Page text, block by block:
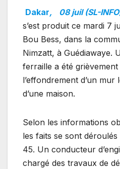
Dakar, 08 juil (SL-
s’est produit ce mardi 7
Bou Bess, dans la
Nimzatt, à Guédiawaye.
ferraille a été
l’effondrement d’un
d’une maison.
Selon les informations
les faits se sont
45. Un conducteur
chargé des travaux de